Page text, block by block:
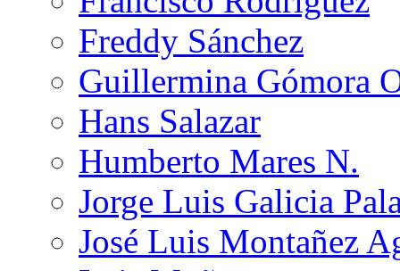
Freddy Sánchez
Guillermina Gómora
Hans Salazar
Humberto Mares N.
Jorge Luis Galicia
José Luis Montañez